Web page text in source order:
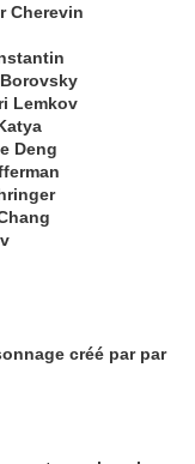
Cherevin
Lemkov
Deng
créé par par